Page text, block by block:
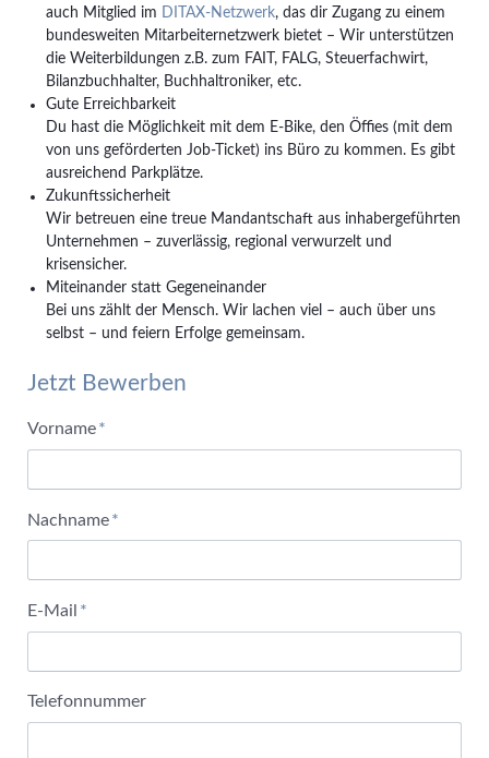
auch Mitglied im DITAX-Netzwerk, das dir Zugang zu einem
bundesweiten Mitarbeiternetzwerk bietet – Wir unterstützen
die Weiterbildungen z.B. zum FAIT, FALG, Steuerfachwirt,
Bilanzbuchhalter, Buchhaltroniker, etc.
Gute Erreichbarkeit
Du hast die Möglichkeit mit dem E-Bike, den Öffies (mit dem
von uns geförderten Job-Ticket) ins Büro zu kommen. Es gibt
ausreichend Parkplätze.
Zukunftssicherheit
Wir betreuen eine treue Mandantschaft aus inhabergeführten
Unternehmen – zuverlässig, regional verwurzelt und
krisensicher.
Miteinander statt Gegeneinander
Bei uns zählt der Mensch. Wir lachen viel – auch über uns
selbst – und feiern Erfolge gemeinsam.
Jetzt Bewerben
Pflichtfeld
Vorname*
Pflichtfeld
Nachname*
Pflichtfeld
E-Mail *
Telefonnummer